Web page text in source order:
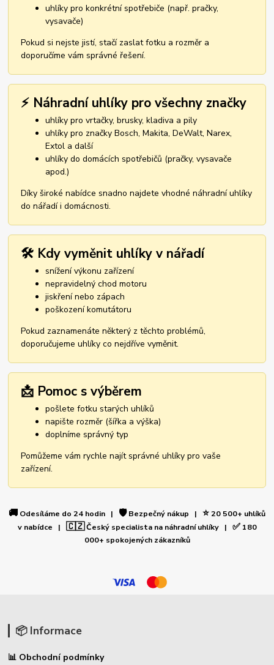
uhlíky pro konkrétní spotřebiče (např. pračky,
vysavače)
Pokud si nejste jistí, stačí zaslat fotku a rozměr a
doporučíme vám správné řešení.
⚡ Náhradní uhlíky pro všechny značky
uhlíky pro vrtačky, brusky, kladiva a pily
uhlíky pro značky Bosch, Makita, DeWalt, Narex,
Extol a další
uhlíky do domácích spotřebičů (pračky, vysavače
apod.)
Díky široké nabídce snadno najdete vhodné náhradní uhlíky
do nářadí i domácnosti.
🛠️ Kdy vyměnit uhlíky v nářadí
snížení výkonu zařízení
nepravidelný chod motoru
jiskření nebo zápach
poškození komutátoru
Pokud zaznamenáte některý z těchto problémů,
doporučujeme uhlíky co nejdříve vyměnit.
📩 Pomoc s výběrem
pošlete fotku starých uhlíků
napište rozměr (šířka a výška)
doplníme správný typ
Pomůžeme vám rychle najít správné uhlíky pro vaše
zařízení.
🚚 Odesíláme do 24 hodin | 🛡️Bezpečný nákup | ⭐20 500+ uhlíků
v nabídce | 🇨🇿Český specialista na náhradní uhlíky | ✅180
000+ spokojených zákazníků
📦 Informace
📊 Obchodní podmínky